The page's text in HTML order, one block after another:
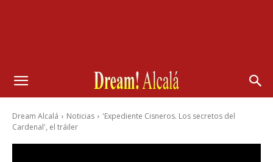
Dream Alcalá Noticias
'Expediente Cisneros. Los secretos del
Cardenal', el tráiler